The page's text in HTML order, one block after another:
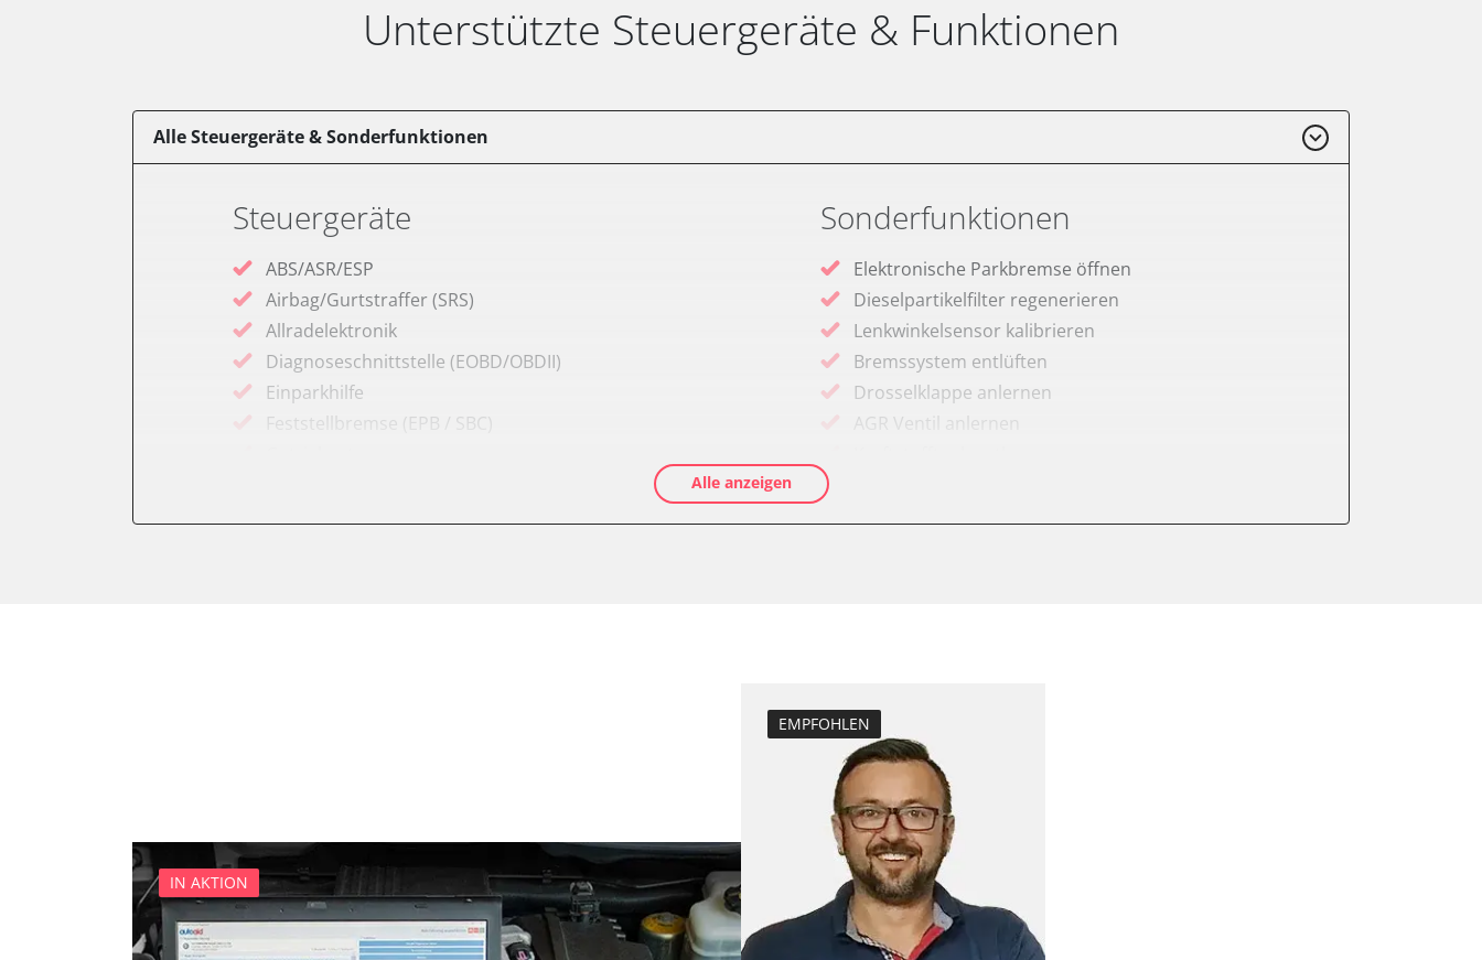
Unterstützte Steuergeräte & Funktionen
Alle Steuergeräte & Sonderfunktionen
Steuergeräte
ABS/ASR/ESP
Airbag/Gurtstraffer (SRS)
Allradelektronik
Diagnoseschnittstelle (EOBD/OBDII)
Einparkhilfe
Feststellbremse (EPB / SBC)
Sonderfunktionen
Elektronische Parkbremse öffnen
Dieselpartikelfilter regenerieren
Lenkwinkelsensor kalibrieren
Bremssystem entlüften
Drosselklappe anlernen
AGR Ventil anlernen
Grundeinstellung
Hochdruckpumpe Initialisierung
Injektor Adaptionswerte zurücksetzen
Injektoren einstellen
Kodierung der Reifendruckvariante
Kodierung Lenkhilfe
Leerlaufdrehzahlanpassung
Luftmassenmesser Adaptionswerte
Alle anzeigen
IN AKTION
EMPFOHLEN